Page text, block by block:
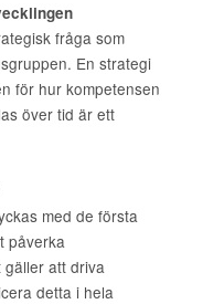
fråga som
En strategi
för hur kompetensen
över tid är ett
med de första
påverka
att driva
detta i hela